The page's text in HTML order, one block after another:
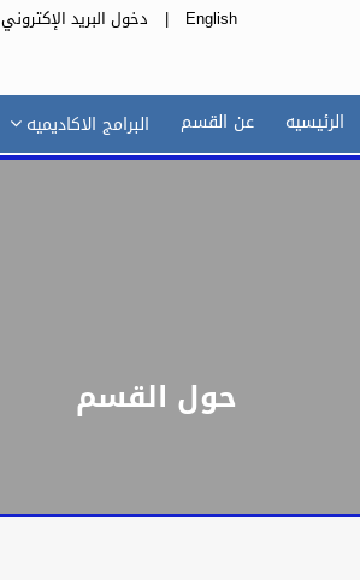
English
| دخول البريد الإكتروني
الرئيسيه عن القسم البرامج الاكاديميه
حول القسم